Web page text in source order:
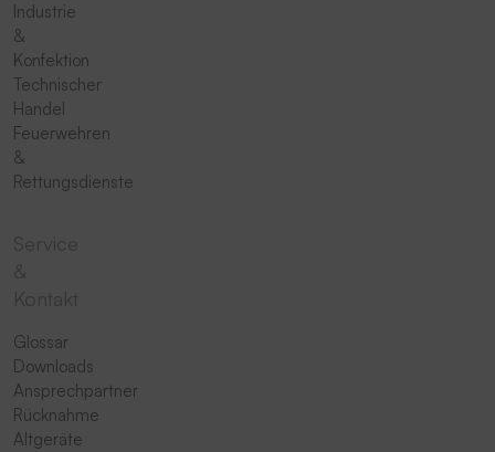
Industrie
&
Konfektion
Technischer
Handel
Feuerwehren
&
Rettungsdienste
Glossar
Downloads
Ansprechpartner
Rücknahme
Altgeräte